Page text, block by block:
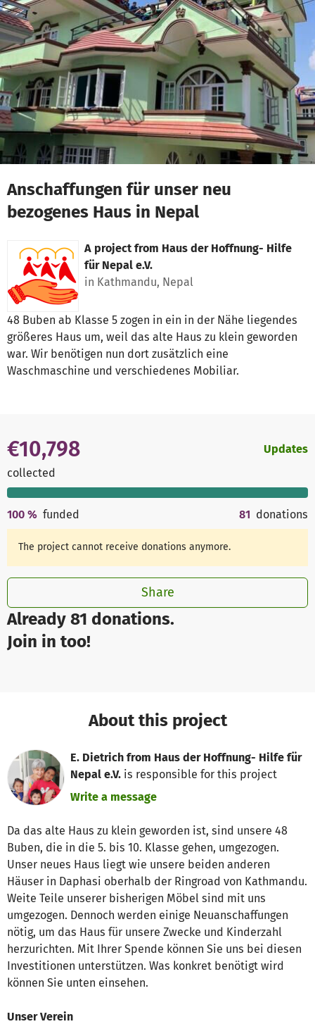
Skip to main content
Show accessibility statement
Anschaffungen für unser neu
bezogenes Haus in Nepal
A project from Haus der Hoffnung- Hilfe
für Nepal e.V.
in Kathmandu, Nepal
48 Buben ab Klasse 5 zogen in ein in der Nähe liegendes
größeres Haus um, weil das alte Haus zu klein geworden
war. Wir benötigen nun dort zusätzlich eine
Waschmaschine und verschiedenes Mobiliar.
Already 81 donations.
Join in too!
€10,798
collected
Updates
100 % funded 81 donations
The project cannot receive donations anymore.
Share
About this project
E. Dietrich from Haus der Hoffnung- Hilfe für
Nepal e.V. is responsible for this project
Write a message
Da das alte Haus zu klein geworden ist, sind unsere 48
Buben, die in die 5. bis 10. Klasse gehen, umgezogen.
Unser neues Haus liegt wie unsere beiden anderen
Häuser in Daphasi oberhalb der Ringroad von Kathmandu.
Weite Teile unserer bisherigen Möbel sind mit uns
umgezogen. Dennoch werden einige Neuanschaffungen
nötig, um das Haus für unsere Zwecke und Kinderzahl
herzurichten. Mit Ihrer Spende können Sie uns bei diesen
Investitionen unterstützen. Was konkret benötigt wird
können Sie unten einsehen.
Unser Verein